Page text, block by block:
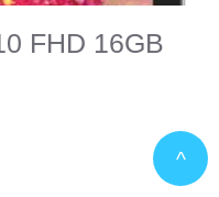
FHD 16GB
^